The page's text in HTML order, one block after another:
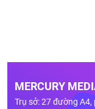
MERCURY
Trụ sở: 27 đường